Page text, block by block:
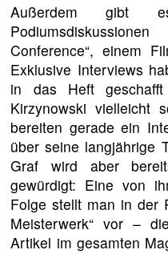
Außerdem gibt
Conference“, einem
Exklusive Interviews
in das Heft
Kirzynowski vielleicht
bereiten gerade ein
über seine langjährige
Graf wird aber
gewürdigt: Eine von
Folge stellt man in der
Meisterwerk“ vor –
Artikel im gesamten